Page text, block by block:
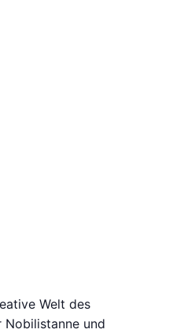
Welt des
Nobilistanne und